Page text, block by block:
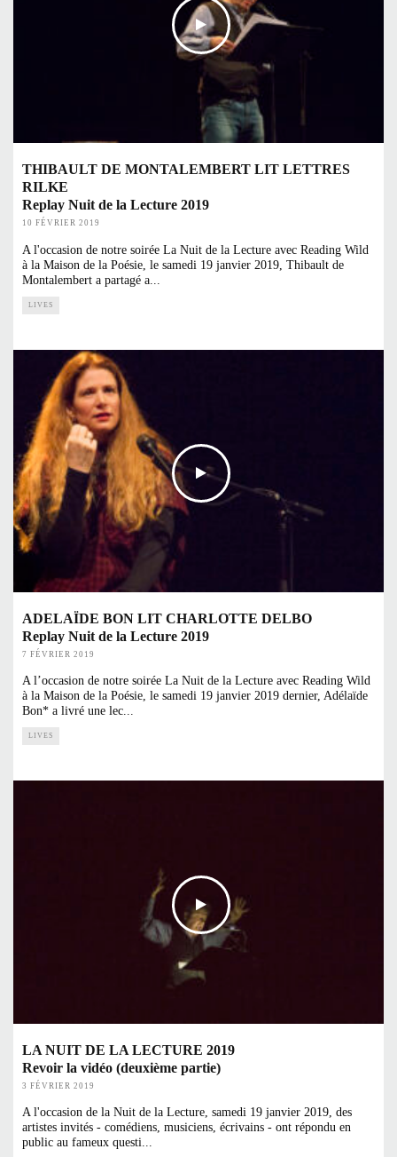
THIBAULT DE MONTALEMBERT LIT LETTRES
RILKE
Replay Nuit de la Lecture 2019
10 FÉVRIER 2019
A l'occasion de notre soirée La Nuit de la Lecture avec Reading Wild
à la Maison de la Poésie, le samedi 19 janvier 2019, Thibault de
Montalembert a partagé a
LIVES
ADELAÏDE BON LIT CHARLOTTE DELBO
Replay Nuit de la Lecture 2019
7 FÉVRIER 2019
A l’occasion de notre soirée La Nuit de la Lecture avec Reading Wild
à la Maison de la Poésie, le samedi 19 janvier 2019 dernier, Adélaïde
Bon* a livré une lec...
LIVES
LA NUIT DE LA LECTURE 2019
Revoir la vidéo (deuxième partie)
3 FÉVRIER 2019
A l'occasion de la Nuit de la Lecture, samedi 19 janvier 2019, des
artistes invités - comédiens, musiciens, écrivains - ont répondu en
public au fameux questi...